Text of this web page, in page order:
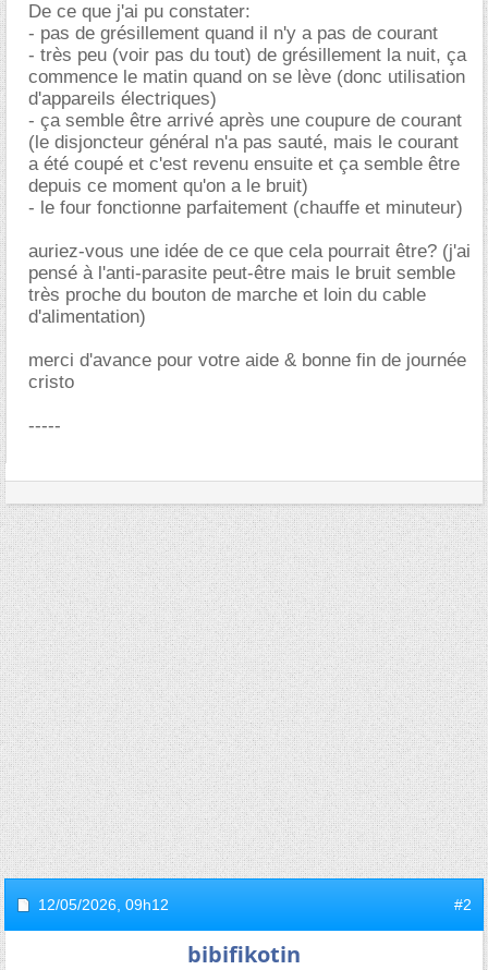
De ce que j'ai pu constater:
- pas de grésillement quand il n'y a pas de courant
- très peu (voir pas du tout) de grésillement la nuit, ça
commence le matin quand on se lève (donc utilisation
d'appareils électriques)
- ça semble être arrivé après une coupure de courant
(le disjoncteur général n'a pas sauté, mais le courant
a été coupé et c'est revenu ensuite et ça semble être
depuis ce moment qu'on a le bruit)
- le four fonctionne parfaitement (chauffe et minuteur)
auriez-vous une idée de ce que cela pourrait être? (j'ai
pensé à l'anti-parasite peut-être mais le bruit semble
très proche du bouton de marche et loin du cable
d'alimentation)
merci d'avance pour votre aide & bonne fin de journée
cristo
-----
12/05/2026, 09h12 #2
bibifikotin